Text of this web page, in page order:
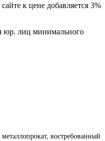
к цене добавляется 3%
юр. лиц минимального
востребованный